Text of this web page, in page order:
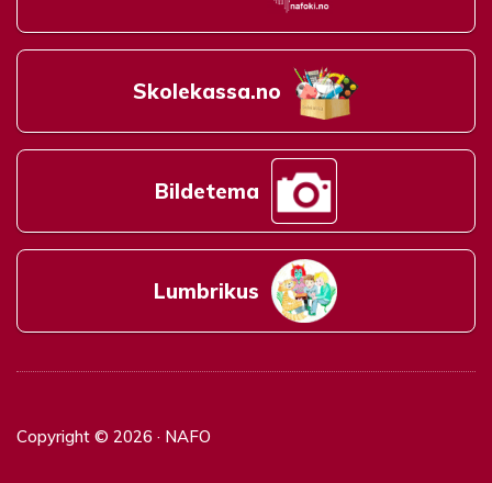
Skolekassa.no
Bildetema
Lumbrikus
Copyright © 2026 · NAFO